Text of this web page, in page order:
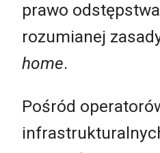
prawo
rozumianej
home.
Pośród